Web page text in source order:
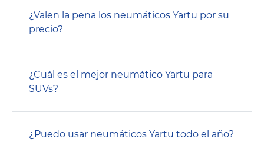
¿Valen la pena los neumáticos Yartu por su
precio?
¿Cuál es el mejor neumático Yartu para
SUVs?
¿Puedo usar neumáticos Yartu todo el año?